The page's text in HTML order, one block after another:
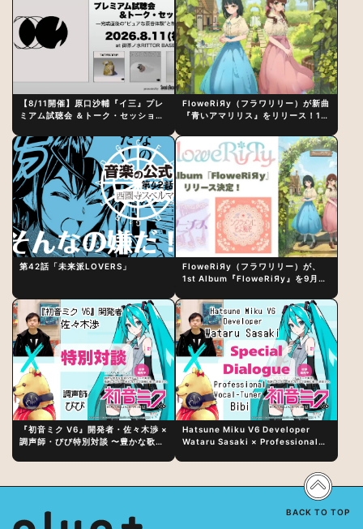
【8/11開催】原口沙輔『イ三』プレ
ミアム試聴会 ＆トーク・セッション
制作秘話
FloweRiЯy（フラワリリー）が新曲
『青いアマリリス』をリリース！1st
第42話「未来派LOVERS」
FloweRiЯy（フラワリリー）が、
1st Album『FloweRiЯy』を9月23
『初音ミク V6』開発者・佐々木渉 ×
調声師・びび特別対談 〜豊かな歌声
Hatsune Miku V6 Developer
Wataru Sasaki × Professional
Vocal Expression Lies in “Love
for the singing characters” and
BACK TO TOP